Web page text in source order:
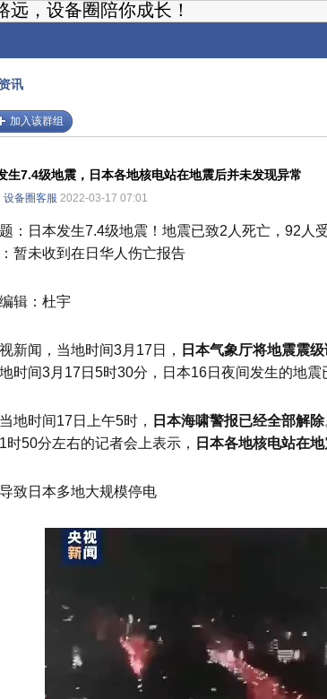
，设备圈陪你成长！
讯
加入该群组
生7.4级地震，日本各地核电站在地震后并未发现异常
设备圈客服 2022-03-17 07:01
：日本发生7.4级地震！地震已致2人死亡，92人
暂未收到在日华人伤亡报告
辑：杜宇
新闻，当地时间3月17日， 日本气象厅将地震震
时间3月17日5时30分，日本16日夜间发生的地震
地时间17日上午5时， 日本海啸警报已经全部解除
时50分左右的记者会上表示，
日本各地核电站在
致日本多地大规模停电